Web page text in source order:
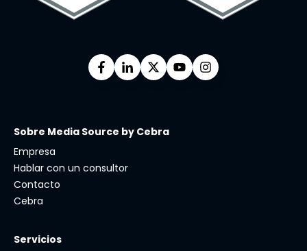
Sobre Media Source by Cebra
Empresa
Hablar con un consultor
Contacto
Cebra
Servicios